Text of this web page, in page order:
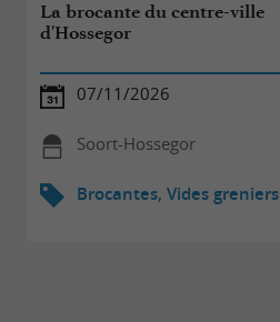
La brocante du centre-ville
d'Hossegor
07/11/2026
Soort-Hossegor
Brocantes, Vides greniers